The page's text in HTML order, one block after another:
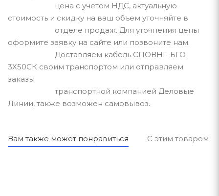
цена с учетом НДС, актуальную
стоимость и скидку на ваш объем уточняйте в
отделе продаж. Для уточнения цены
оформите заявку на сайте или позвоните нам.
Доставляем кабель СПОВНГ-БГО
3Х50СК своим транспортом или отправляем
заказы
транспортной компанией Деловые
Линии, также возможен самовывоз.
Вам также может понравиться С этим товаром